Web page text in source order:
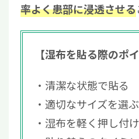
率よく患部に浸透させる
【湿布を貼る際のポイ
清潔な状態で貼る
適切なサイズを選ぶ
湿布を軽く押し付